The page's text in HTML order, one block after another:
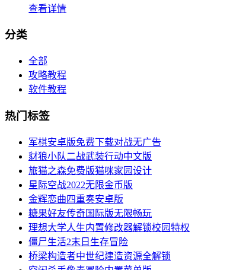
查看详情
分类
全部
攻略教程
软件教程
热门标签
军棋安卓版免费下载对战无广告
豺狼小队二战武装行动中文版
旅猫之森免费版猫咪家园设计
星际空战2022无限金币版
金辉恋曲四重奏安卓版
糖果好友传奇国际版无限畅玩
理想大学人生内置修改器解锁校园特权
僵尸生活2末日生存冒险
桥梁构造者中世纪建造资源全解锁